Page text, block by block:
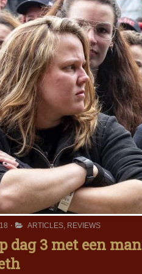
ARTICLES, REVIEWS
dag 3 met een